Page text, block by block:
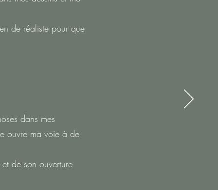
de réaliste pour que
dans mes
ouvre ma voie à de
de son ouverture